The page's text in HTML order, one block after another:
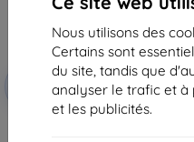
Nous utilisons des
Certains sont
du site, tandis que
analyser le trafic et à
et les publicités.
Réduction
avec
coupon
SMART5